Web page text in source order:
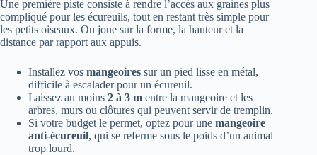
Une première piste consiste à rendre l’accès aux graines plus
compliqué pour les écureuils, tout en restant très simple pour
les petits oiseaux. On joue sur la forme, la hauteur et la
distance par rapport aux appuis.
Installez vos mangeoires sur un pied lisse en métal,
difficile à escalader pour un écureuil.
Laissez au moins 2 à 3 m entre la mangeoire et les
arbres, murs ou clôtures qui peuvent servir de tremplin.
Si votre budget le permet, optez pour une mangeoire
anti-écureuil, qui se referme sous le poids d’un animal
trop lourd.